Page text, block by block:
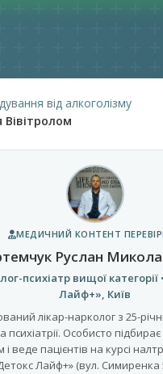
від алкоголізму
МЕДИЧНИЙ КОНТЕНТ
Руслан
психіатр вищої категорії
Лайф+», Київ
лікар-нарколог з 25-
психіатрії. Особисто
і веде пацієнтів на курсі
Лайф+» (вул. Симиренка